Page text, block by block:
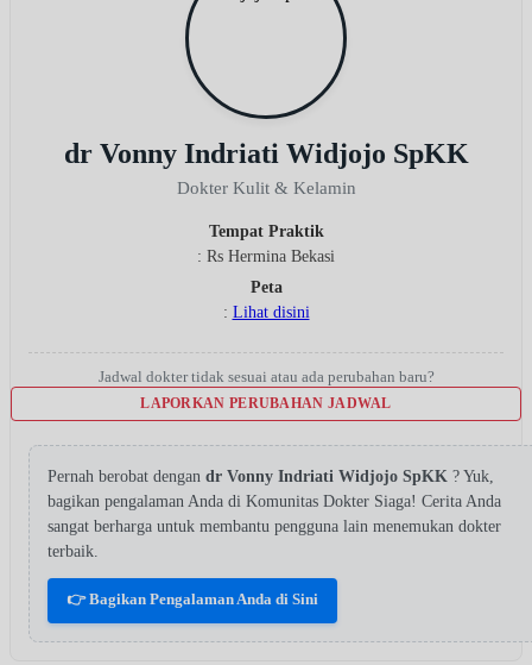
dr Vonny Indriati Widjojo SpKK
Dokter Kulit & Kelamin
Tempat Praktik
: Rs Hermina Bekasi
Peta
: Lihat disini
Jadwal dokter tidak sesuai atau ada perubahan baru?
LAPORKAN PERUBAHAN JADWAL
Pernah berobat dengan dr Vonny Indriati Widjojo SpKK ? Yuk,
bagikan pengalaman Anda di Komunitas Dokter Siaga! Cerita Anda
sangat berharga untuk membantu pengguna lain menemukan dokter
terbaik.
👉 Bagikan Pengalaman Anda di Sini